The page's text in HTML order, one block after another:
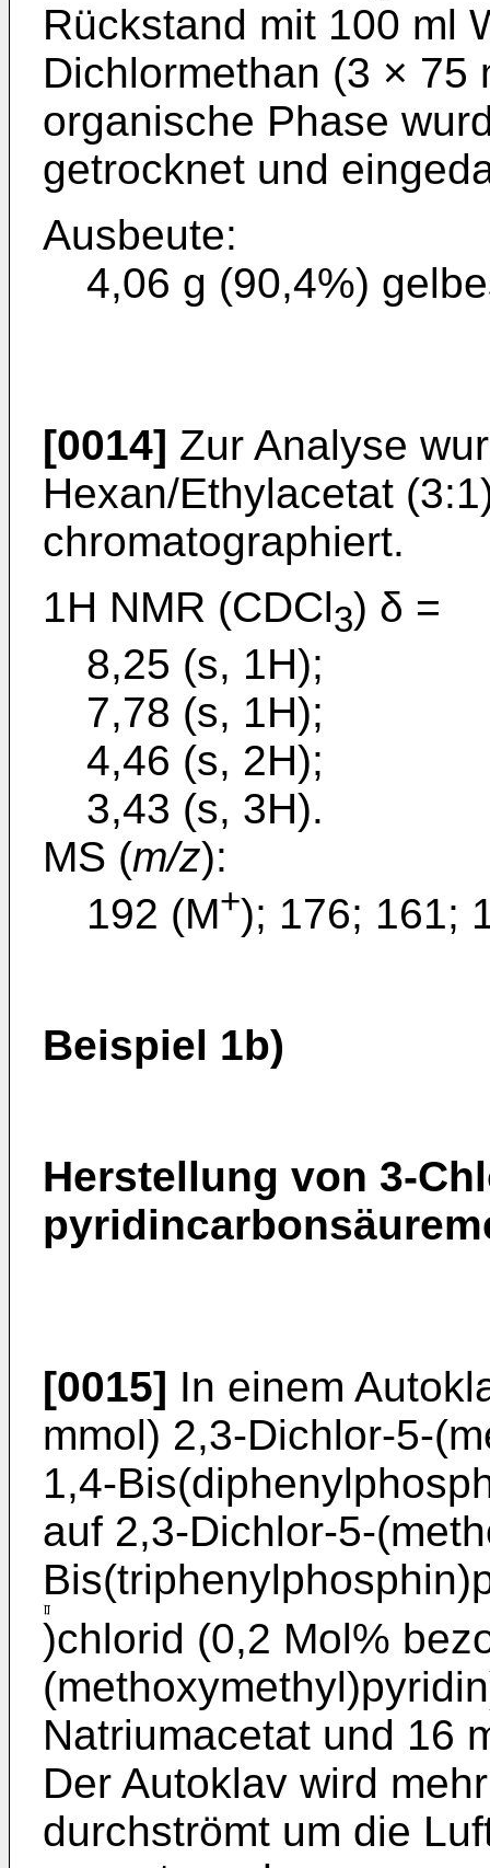
Rückstand mit 100 ml
Dichlormethan (3 × 75
organische Phase
getrocknet und
Ausbeute:
4,06 g (90,4%)
[0014] Zur Analyse
Hexan/Ethylacetat
chromatographiert.
1H NMR (CDCl3) δ =
8,25 (s, 1H);
7,78 (s, 1H);
4,46 (s, 2H);
3,43 (s, 3H).
MS (m/z):
192 (M+); 176; 161;
Beispiel 1b)
Herstellung von 3-
[0015] In einem
mmol) 2,3-Dichlor-5-
1,4-
auf 2,3-Dichlor-5-
)chlorid (0,2 Mol%
Natriumacetat und 16
Der Autoklav wird
durchströmt um die